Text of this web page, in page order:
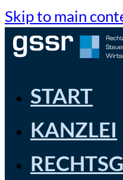
Skip to main
START
KANZLEI